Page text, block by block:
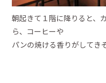
朝起きて１階に降りると、
ら、コーヒーや
パンの焼ける香りがしてき